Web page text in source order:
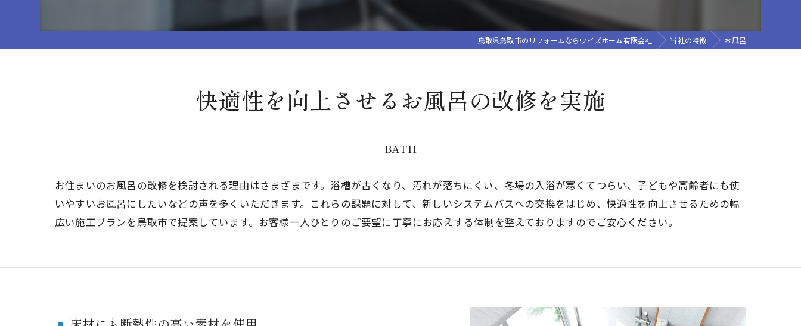
鳥取県鳥取市のリフォームならワイズホーム有限会社 当社の特徴 お風呂
快適性を向上させるお風呂の改修を実施
BATH
お住まいのお風呂の改修を検討される理由はさまざまです。浴槽が古くなり、汚れが落ちにくい、冬場の入浴が寒くてつらい、子どもや高齢者にも使
いやすいお風呂にしたいなどの声を多くいただきます。これらの課題に対して、新しいシステムバスへの交換をはじめ、快適性を向上させるための幅
広い施工プランを鳥取市で提案しています。お客様一人ひとりのご要望に丁寧にお応えする体制を整えておりますのでご安心ください。